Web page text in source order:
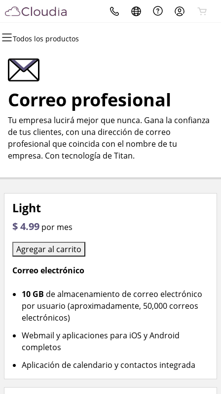
Todos los productos
Todos los productos
Dominios
Registro de dominio
Registro por volumen
Transferencia de dominios
Transferencias masivas
Todos los productos
Sitios web
Creador de páginas web
WordPress
Todos los productos
Hosting
cPanel
WordPress
Web Hosting Plus
VPS
Todos los productos
Seguridad
Seguridad del sitio web
SSL
Servicio SSL administrado
Copia de seguridad del sitio
web
Todos los productos
Marketing
Email Marketing
SEO
Todos los productos
Correo electrónico
Microsoft 365
Correo profesional
Todos los productos
ERP
Odoo
Correo profesional
Tu empresa lucirá mejor que nunca. Gana la confianza
de tus clientes, con una dirección de correo
profesional que coincida con el nombre de tu
empresa. Con tecnología de Titan.
Light
$ 4.99 por mes
Agregar al carrito
Correo electrónico
10 GB de almacenamiento de correo electrónico
por usuario (aproximadamente, 50,000 correos
electrónicos)
Webmail y aplicaciones para iOS y Android
completos
Aplicación de calendario y contactos integrada